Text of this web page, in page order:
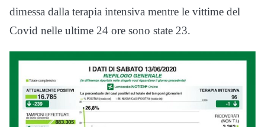
dimessa dalla terapia intensiva mentre le vittime del
Covid nelle ultime 24 ore sono state 23.